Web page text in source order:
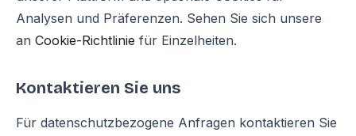
Analysen und Präferenzen. Sehen Sie sich unsere
an Cookie-Richtlinie für Einzelheiten.
Kontaktieren Sie uns
Für datenschutzbezogene Anfragen kontaktieren Sie